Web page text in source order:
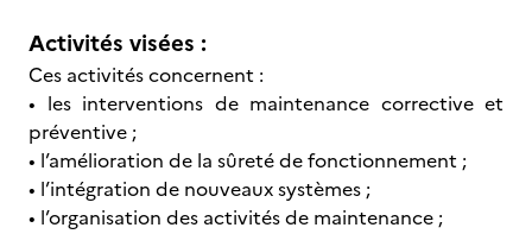
Activités visées :
Ces activités concernent :
• les interventions de maintenance corrective et
préventive ;
• l’amélioration de la sûreté de fonctionnement ;
• l’intégration de nouveaux systèmes ;
• l’organisation des activités de maintenance ;